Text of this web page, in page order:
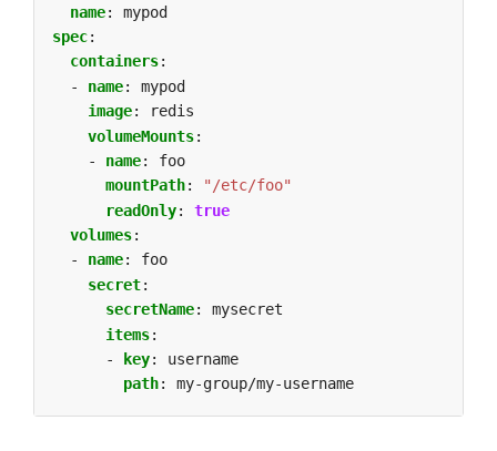
name:
mypod
spec:
containers:
- name:
mypod
image:
redis
volumeMounts:
- name:
foo
mountPath:
"/etc/foo"
readOnly:
true
volumes:
- name:
foo
secret:
secretName:
mysecret
items:
-
key:
username
path: my-group/my-username